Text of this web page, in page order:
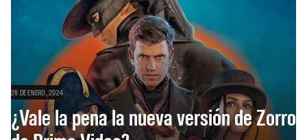
28 DE ENERO, 2024
¿Vale la pena la nueva versión de Zorro